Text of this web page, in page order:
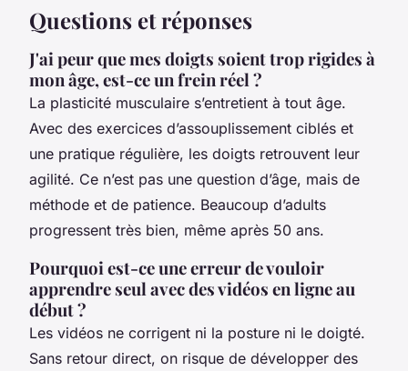
Questions et réponses
J'ai peur que mes doigts soient trop rigides à
mon âge, est-ce un frein réel ?
La plasticité musculaire s’entretient à tout âge.
Avec des exercices d’assouplissement ciblés et
une pratique régulière, les doigts retrouvent leur
agilité. Ce n’est pas une question d’âge, mais de
méthode et de patience. Beaucoup d’adults
progressent très bien, même après 50 ans.
Pourquoi est-ce une erreur de vouloir
apprendre seul avec des vidéos en ligne au
début ?
Les vidéos ne corrigent ni la posture ni le doigté.
Sans retour direct, on risque de développer des